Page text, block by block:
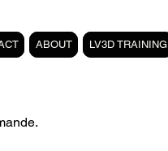
ABOUT LV3D TRAINING